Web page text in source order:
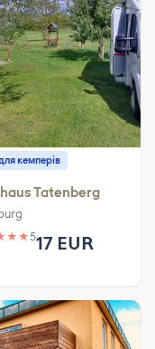
кемперів
Tatenberg
★ ★517 EUR